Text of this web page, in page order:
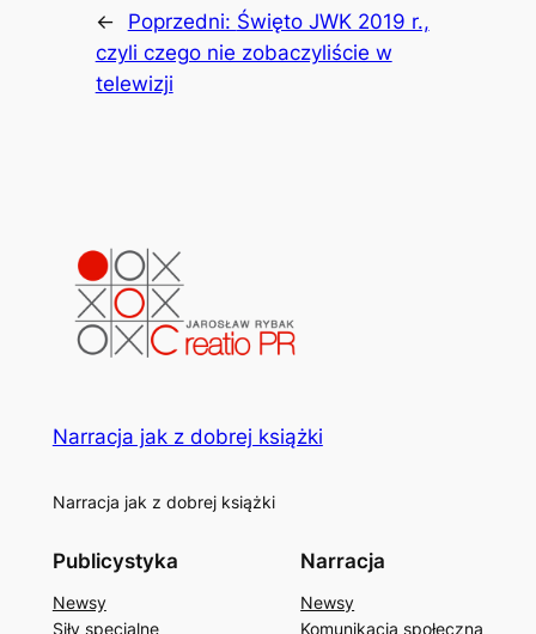
← Poprzedni: Święto JWK 2019 r.,
czyli czego nie zobaczyliście w
telewizji
Narracja jak z dobrej książki
Narracja jak z dobrej książki
Publicystyka
Newsy
Siły specjalne
Narracja
Newsy
Komunikacja społeczna